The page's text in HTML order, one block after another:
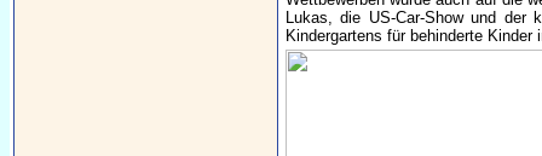
Lukas, die US-Car-Show und
Kindergartens für behinderte